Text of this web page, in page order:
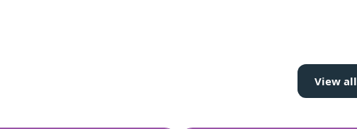
View all